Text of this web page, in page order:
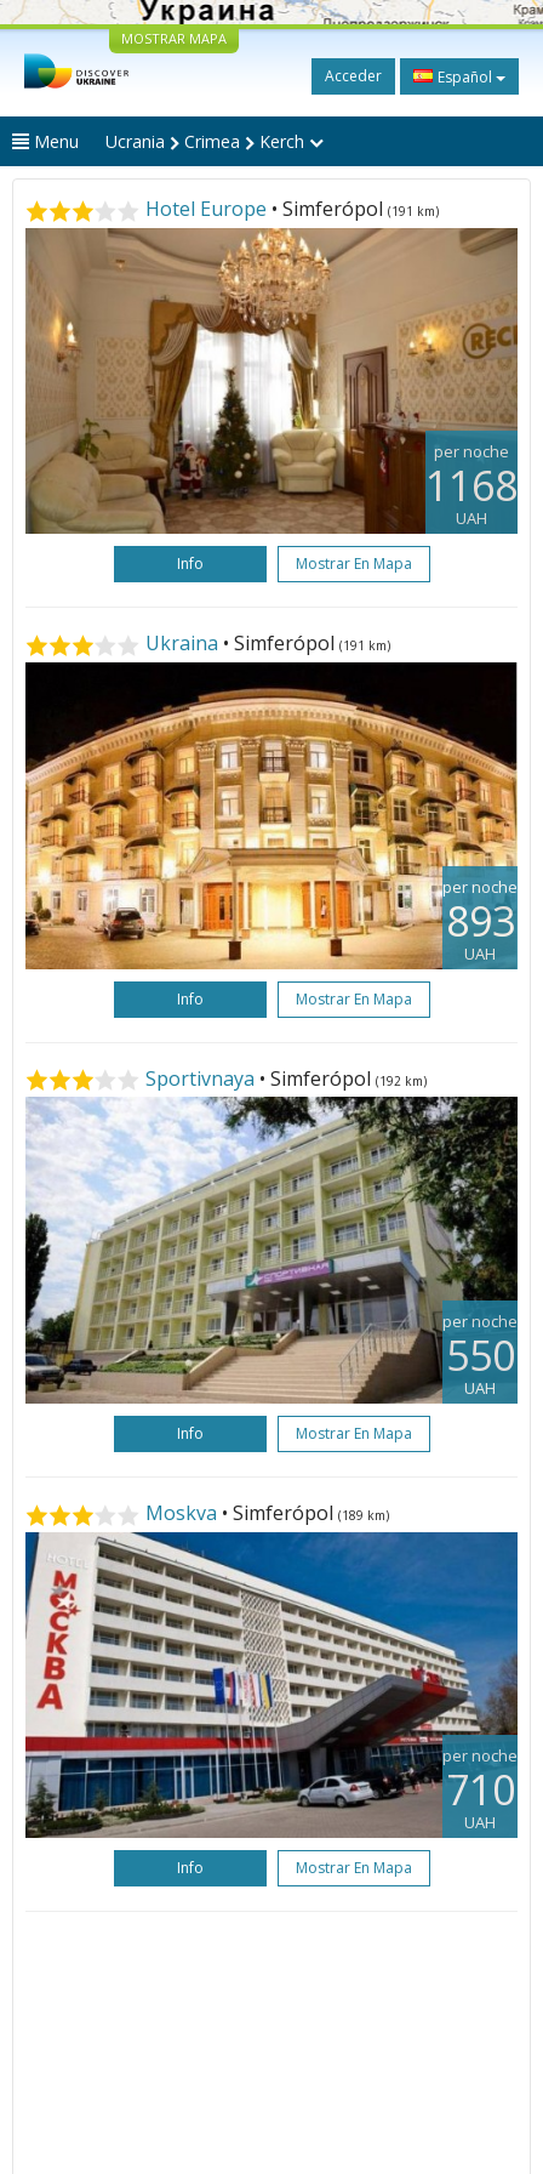
MOSTRAR MAPA
Acceder Español
Menu Ucrania Crimea Kerch
Hotel Europe • Simferópol (191 km)
per noche
1168
UAH
Info Mostrar En Mapa
Ukraina • Simferópol (191 km)
per noche
893
UAH
Info Mostrar En Mapa
Sportivnaya • Simferópol (192 km)
per noche
550
UAH
Info Mostrar En Mapa
Moskva • Simferópol (189 km)
per noche
710
UAH
Info Mostrar En Mapa